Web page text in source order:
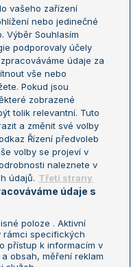
Open
soukromí
vašeho zařízení
nebo jedinečné
Výběr Souhlasím
podporovaly účely
údaje za
vše nebo
Pokud jsou
zobrazené
tolik relevantní. Tuto
a změnit své volby
Řízení předvoleb
volby se projeví v
naleznete v
údajů. Třetí strany
údaje s
poloze . Aktivní
rámci specifických
přístup k informacím v
obsah, měření reklam